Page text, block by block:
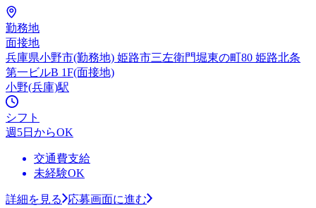
勤務地
面接地
兵庫県小野市(勤務地) 姫路市三左衛門堀東の町80 姫路北条
第一ビルB 1F(面接地)
小野(兵庫)駅
シフト
週5日からOK
交通費支給
未経験OK
詳細を見る
応募画面に進む